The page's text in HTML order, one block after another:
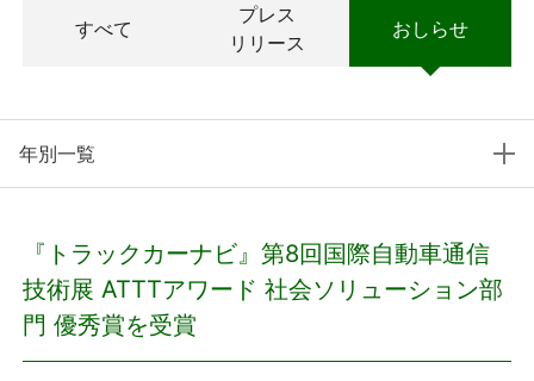
経営理念
プレスリリース
すべて
プレス
リリース
おしらせ
年別一覧
『トラックカーナビ』第8回国際自動車通信
技術展 ATTTアワード 社会ソリューション部
門 優秀賞を受賞